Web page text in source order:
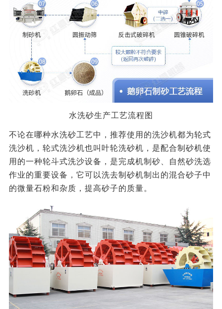
水洗砂生产工艺流程图
不论在哪种水洗砂工艺中，推荐使用的洗沙机都为轮式
洗沙机，轮式洗沙机也叫叶轮洗砂机，是配合制砂机使
用的一种轮斗式洗沙设备，是完成机制砂、自然砂洗选
作业的重要设备，它可以洗去制砂机制出的混合砂子中
的微量石粉和杂质，提高砂子的质量。